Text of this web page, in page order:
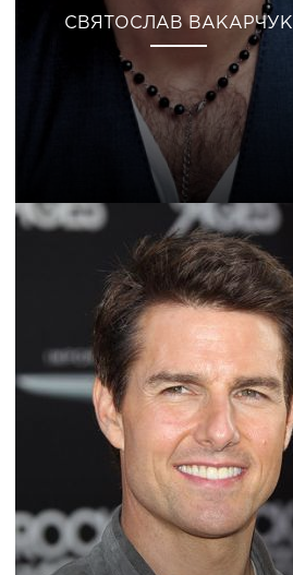
СВЯТОСЛАВ ВАКАРЧУК